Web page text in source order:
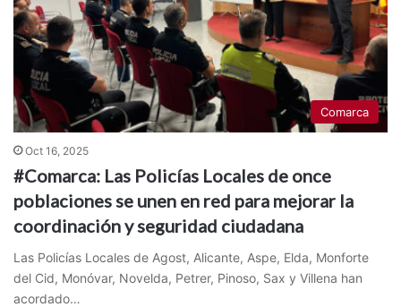
Comarca
Oct 16, 2025
#Comarca: Las Policías Locales de once
poblaciones se unen en red para mejorar la
coordinación y seguridad ciudadana
Las Policías Locales de Agost, Alicante, Aspe, Elda, Monforte
del Cid, Monóvar, Novelda, Petrer, Pinoso, Sax y Villena han
acordado…